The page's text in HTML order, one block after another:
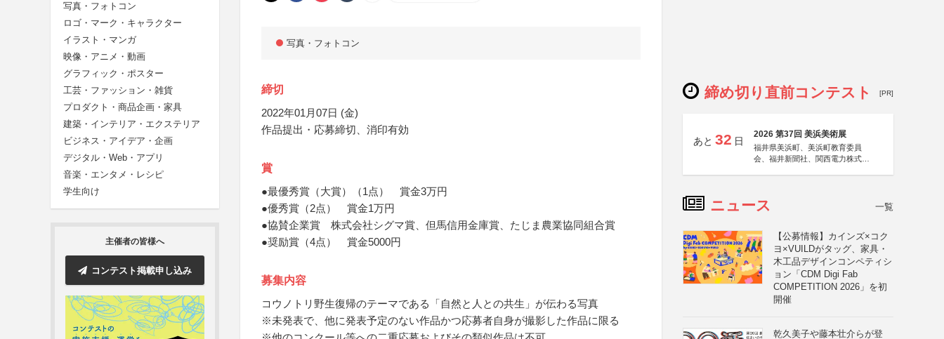
写真・フォトコン
ロゴ・マーク・キャラクター
イラスト・マンガ
映像・アニメ・動画
グラフィック・ポスター
工芸・ファッション・雑貨
プロダクト・商品企画・家具
建築・インテリア・エクステリア
ビジネス・アイデア・企画
デジタル・Web・アプリ
音楽・エンタメ・レシピ
学生向け
主催者の皆様へ
コンテスト掲載申し込み
写真・フォトコン
締切
2022年01月07日 (金)
作品提出・応募締切、消印有効
賞
●最優秀賞（大賞）（1点） 賞金3万円
●優秀賞（2点） 賞金1万円
●協賛企業賞 株式会社シグマ賞、但馬信用金庫賞、たじま農業協同組合賞
●奨励賞（4点） 賞金5000円
募集内容
コウノトリ野生復帰のテーマである「自然と人との共生」が伝わる写真
※未発表で、他に発表予定のない作品かつ応募者自身が撮影した作品に限る
締め切り直前コンテスト [PR]
あと 32 日
2026 第37回 美浜美術展
福井県美浜町、美浜町教育委員
会、福井新聞社、関西電力株式会
ニュース 一覧
【公募情報】カインズ×コク
ヨ×VUILDがタッグ、家具・
木工品デザインコンペティシ
ョン「CDM Digi Fab
COMPETITION 2026」を初
開催
乾久美子や藤本壮介らが登